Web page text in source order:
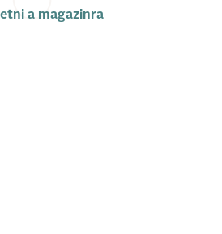
a magazinra